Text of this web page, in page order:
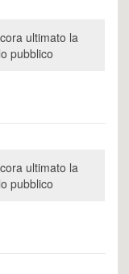
ultimato la
pubblico
ultimato la
pubblico